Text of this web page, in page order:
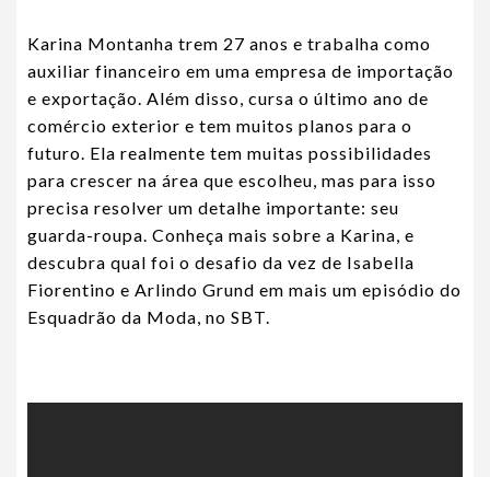
Karina Montanha trem 27 anos e trabalha como
auxiliar financeiro em uma empresa de importação
e exportação. Além disso, cursa o último ano de
comércio exterior e tem muitos planos para o
futuro. Ela realmente tem muitas possibilidades
para crescer na área que escolheu, mas para isso
precisa resolver um detalhe importante: seu
guarda-roupa. Conheça mais sobre a Karina, e
descubra qual foi o desafio da vez de Isabella
Fiorentino e Arlindo Grund em mais um episódio do
Esquadrão da Moda, no SBT.